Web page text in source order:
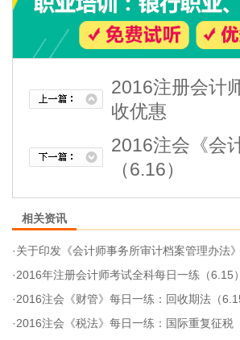
2016注册会计
收优惠
2016注会《会
（6.16）
相关资讯
·关于印发《会计师事务所审计档案管理办法
·2016年注册会计师考试全科每日一练（6.15）
·2016注会《财管》每日一练：回收期法（
·2016注会《税法》每日一练：国际重复征税